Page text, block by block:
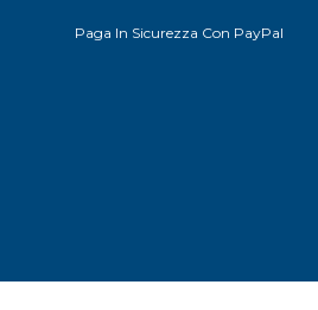
Paga In Sicurezza Con PayPal